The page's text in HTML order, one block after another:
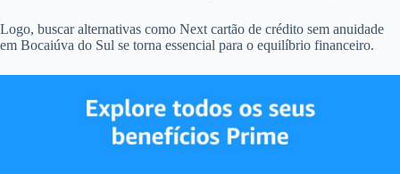
Logo, buscar alternativas como Next cartão de crédito sem anuidade
em Bocaiúva do Sul se torna essencial para o equilíbrio financeiro.